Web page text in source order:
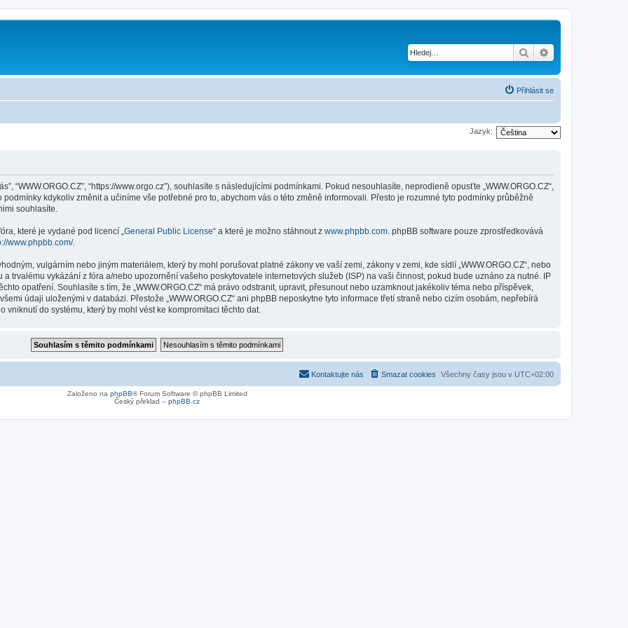
Hledat
Přihlásit se
Jazyk:
“WWW.ORGO.CZ”, “https://www.orgo.cz”), souhlasíte s následujícími podmínkami. Pokud nesouhlasíte, neprodleně opusťte „WWW.ORGO.CZ“,
kdykoliv změnit a učiníme vše potřebné pro to, abychom vás o této změně informovali. Přesto je rozumné tyto podmínky průběžně
souhlasíte.
které je vydané pod licencí „General Public License“ a které je možno stáhnout z www.phpbb.com. phpBB software pouze zprostředkovává
www.phpbb.com/.
vulgárním nebo jiným materiálem, který by mohl porušovat platné zákony ve vaší zemi, zákony v zemi, kde sídlí „WWW.ORGO.CZ“, nebo
trvalému vykázání z fóra a/nebo upozornění vašeho poskytovatele internetových služeb (ISP) na vaši činnost, pokud bude uznáno za nutné. IP
opatření. Souhlasíte s tím, že „WWW.ORGO.CZ“ má právo odstranit, upravit, přesunout nebo uzamknout jakékoliv téma nebo příspěvek,
údaji uloženými v databázi. Přestože „WWW.ORGO.CZ“ ani phpBB neposkytne tyto informace třetí straně nebo cizím osobám, nepřebírá
vniknutí do systému, který by mohl vést ke kompromitaci těchto dat.
Všechny časy jsou v UTC+02:00
Smazat cookies
Kontaktujte nás
Založeno na phpBB® Forum Software © phpBB Limited
Český překlad – phpBB.cz